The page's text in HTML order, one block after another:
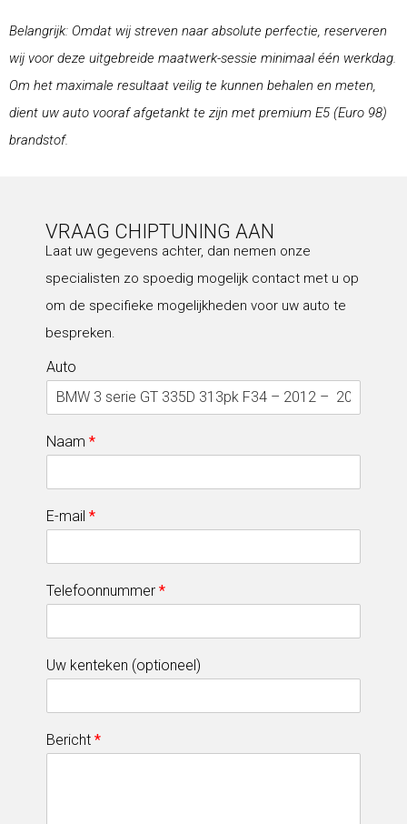
Belangrijk: Omdat wij streven naar absolute perfectie, reserveren
wij voor deze uitgebreide maatwerk-sessie minimaal één werkdag.
Om het maximale resultaat veilig te kunnen behalen en meten,
dient uw auto vooraf afgetankt te zijn met premium E5 (Euro 98)
brandstof.
VRAAG CHIPTUNING AAN
Laat uw gegevens achter, dan nemen onze
specialisten zo spoedig mogelijk contact met u op
om de specifieke mogelijkheden voor uw auto te
bespreken.
Auto
Naam *
E-mail *
Telefoonnummer *
Uw kenteken (optioneel)
Bericht *